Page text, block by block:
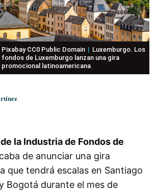
Pixabay CC0 Public Domain
Luxemburgo. Los
fondos de Luxemburgo lanzan una gira
promocional latinoamericana
la Industria de Fondos de
de anunciar una gira
que tendrá escalas en Santiago
Bogotá durante el mes de